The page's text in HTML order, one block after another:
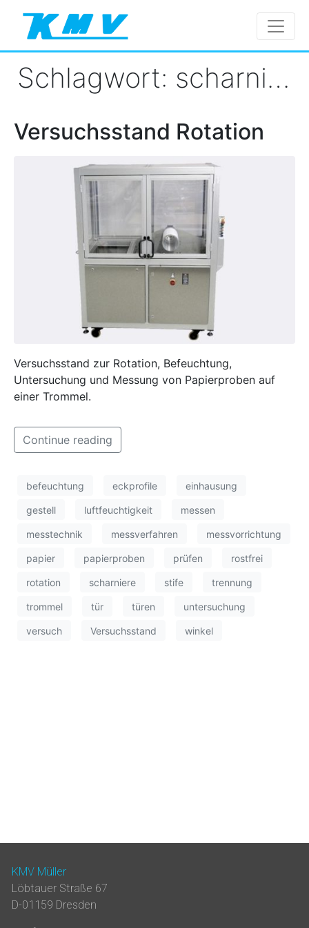
Schlagwort: scharniere
Versuchsstand Rotation
Versuchsstand zur Rotation, Befeuchtung,
Untersuchung und Messung von Papierproben auf
einer Trommel.
Continue reading
befeuchtung eckprofile einhausung
gestell luftfeuchtigkeit messen
messtechnik messverfahren messvorrichtung
papier papierproben prüfen rostfrei
rotation scharniere stife trennung
trommel tür türen untersuchung
versuch Versuchsstand winkel
KMV Müller
Löbtauer Straße 67
D-01159 Dresden